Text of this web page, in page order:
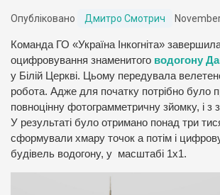
Опубліковано Дмитро Смотрич
Команда ГО «Україна Інкогніта»
оцифровування знаменитого водогону
у Білій Церкві. Цьому передувала
робота. Адже для початку потрібно було
повноцінну фотограмметричну зйомку, і з
У результаті було отримано понад три
сформували хмару точок а потім і
будівель водогону, у масштабі 1х1.